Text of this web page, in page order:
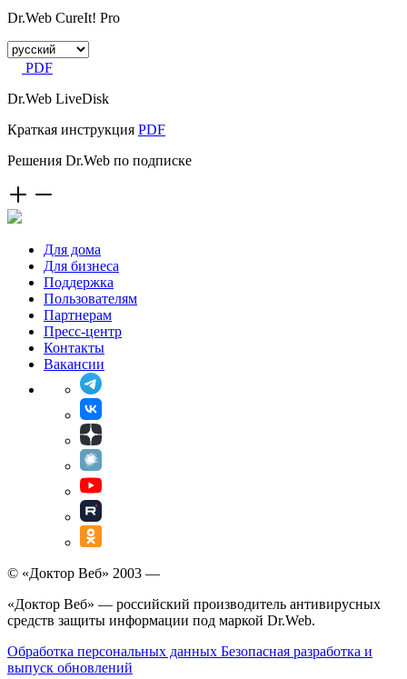
Dr.Web CureIt! Pro
PDF
Dr.Web LiveDisk
Краткая инструкция PDF
Решения Dr.Web по подписке
Для дома
Для бизнеса
Поддержка
Пользователям
Партнерам
Пресс-центр
Контакты
Вакансии
© «Доктор Веб» 2003 —
«Доктор Веб» — российский производитель антивирусных
средств защиты информации под маркой Dr.Web.
Обработка персональных данных Безопасная разработка и
выпуск обновлений